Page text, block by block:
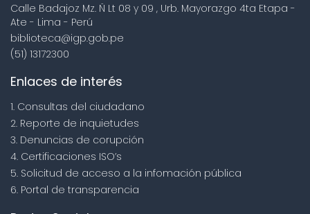
Calle Badajoz Mz. Ñ Lt 08 y 09 , Urb. Mayorazgo 4ta Etapa -
Ate - Lima - Perú
biblioteca@igp.gob.pe
(51) 13172300
Enlaces de interés
1. Consultas del ciudadano
2. Reporte de inquietudes
3. Denuncias de corupción
4. Certificaciones ISO’s
5. Solicitud de acceso a la infomación pública
6. Portal de transparencia